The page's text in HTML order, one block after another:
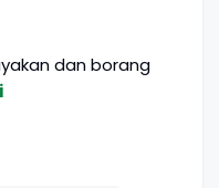
dan borang